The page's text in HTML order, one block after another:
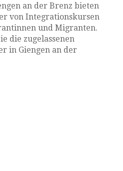
an der Brenz bieten
von Integrationskursen
und Migranten.
die zugelassenen
in Giengen an der